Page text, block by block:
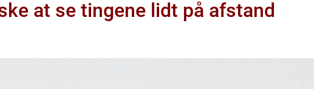
at se tingene lidt på afstand